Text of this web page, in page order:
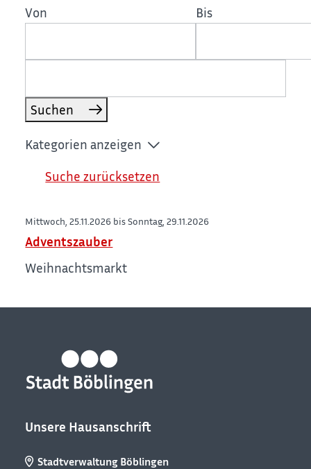
Von Bis
Suchen
Kategorien anzeigen
Suche zurücksetzen
Mittwoch, 25.11.2026 bis Sonntag, 29.11.2026
Adventszauber
Weihnachtsmarkt
Unsere Hausanschrift
Stadtverwaltung Böblingen